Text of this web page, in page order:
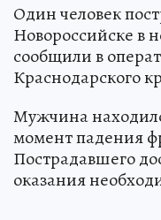
Один человек
Новороссийске в
сообщили в
Краснодарского
Мужчина
момент падения
Пострадавшего
оказания